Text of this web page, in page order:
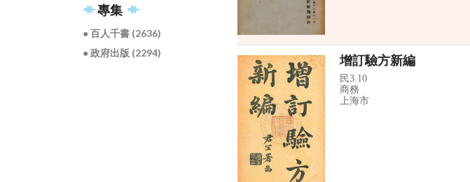
專集
● 百人千書 (2636)
● 政府出版 (2294)
增訂驗方新編
民3.10
商務
上海市